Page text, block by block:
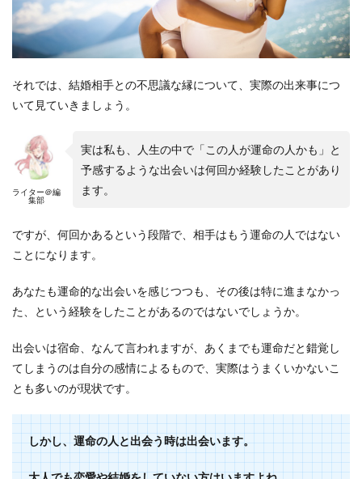
それでは、結婚相手との不思議な縁について、実際の出来事につ
いて見ていきましょう。
ライター＠編
集部
実は私も、人生の中で「この人が運命の人かも」と
予感するような出会いは何回か経験したことがあり
ます。
ですが、何回かあるという段階で、相手はもう運命の人ではない
ことになります。
あなたも運命的な出会いを感じつつも、その後は特に進まなかっ
た、という経験をしたことがあるのではないでしょうか。
出会いは宿命、なんて言われますが、あくまでも運命だと錯覚し
てしまうのは自分の感情によるもので、実際はうまくいかないこ
とも多いのが現状です。
しかし、運命の人と出会う時は出会います。